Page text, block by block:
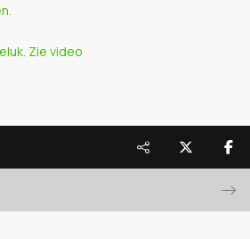
Zie video